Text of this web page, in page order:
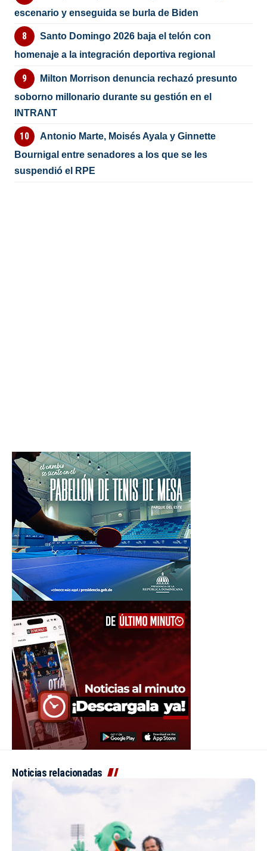
escenario y enseguida se burla de Biden
Santo Domingo 2026 baja el telón con
homenaje a la integración deportiva regional
Milton Morrison denuncia rechazó presunto
soborno millonario durante su gestión en el
INTRANT
Antonio Marte, Moisés Ayala y Ginnette
Bournigal entre senadores a los que se les
suspendió el RPE
Noticias relacionadas